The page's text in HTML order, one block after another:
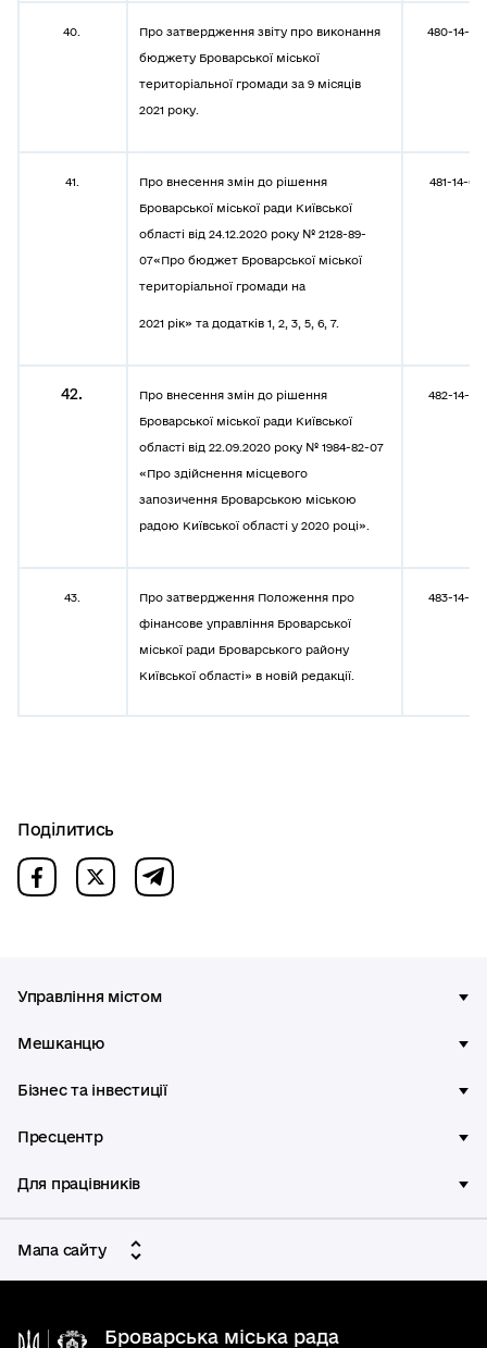
40.
Про затвердження звіту про виконання
бюджету Броварської міської
територіальної громади за 9 місяців
2021 року.
480-14-08
41.
Про внесення змін до рішення
Броварської міської ради Київської
області від 24.12.2020 року № 2128-89-
07«Про бюджет Броварської міської
територіальної громади на
2021 рік» та додатків 1, 2, 3, 5, 6, 7.
481-14-08
42.
Про внесення змін до рішення
Броварської міської ради Київської
області від 22.09.2020 року № 1984-82-07
«Про здійснення місцевого
запозичення Броварською міською
радою Київської області у 2020 році».
482-14-08
43.
Про затвердження Положення про
фінансове управління Броварської
міської ради Броварського району
Київської області» в новій редакції.
483-14-08
Поділитись
Управління містом
Мешканцю
Бізнес та інвестиції
Пресцентр
Для працівників
Мапа сайту
Броварська міська рада